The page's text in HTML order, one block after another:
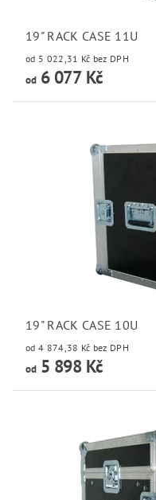
19" RACK CASE 11U
od 5 022,31 Kč bez DPH
od6 077 Kč
19" RACK CASE 10U
od 4 874,38 Kč bez DPH
od5 898 Kč